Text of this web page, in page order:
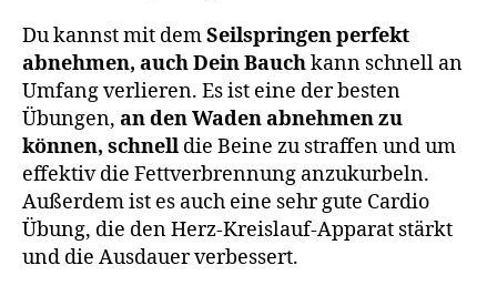
Du kannst mit demSeilspringen perfekt
abnehmen, auch Dein Bauchkann schnell an
Umfang verlieren. Es ist eine der besten
Übungen, an den Waden abnehmen zu
können, schnell die Beine zu straffen und um
effektiv die Fettverbrennung anzukurbeln.
Außerdem ist es auch eine sehr gute Cardio
Übung, die den Herz-Kreislauf-Apparat stärkt
und die Ausdauer verbessert.